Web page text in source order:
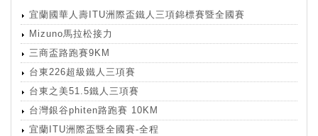
宜蘭國華人壽ITU洲際盃鐵人三項錦標賽暨全國賽
Mizuno馬拉松接力
三商盃路跑賽9KM
台東226超級鐵人三項賽
台東之美51.5鐵人三項賽
台灣銀谷phiten路跑賽 10KM
宜蘭ITU洲際盃暨全國賽-全程